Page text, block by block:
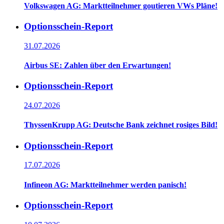
Volkswagen AG: Marktteilnehmer goutieren VWs Pläne!
Optionsschein-Report
31.07.2026
Airbus SE: Zahlen über den Erwartungen!
Optionsschein-Report
24.07.2026
ThyssenKrupp AG: Deutsche Bank zeichnet rosiges Bild!
Optionsschein-Report
17.07.2026
Infineon AG: Marktteilnehmer werden panisch!
Optionsschein-Report